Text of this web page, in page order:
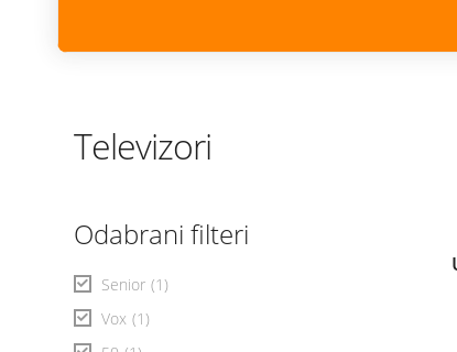
Televizori
Odabrani filteri
Senior (1)
Vox (1)